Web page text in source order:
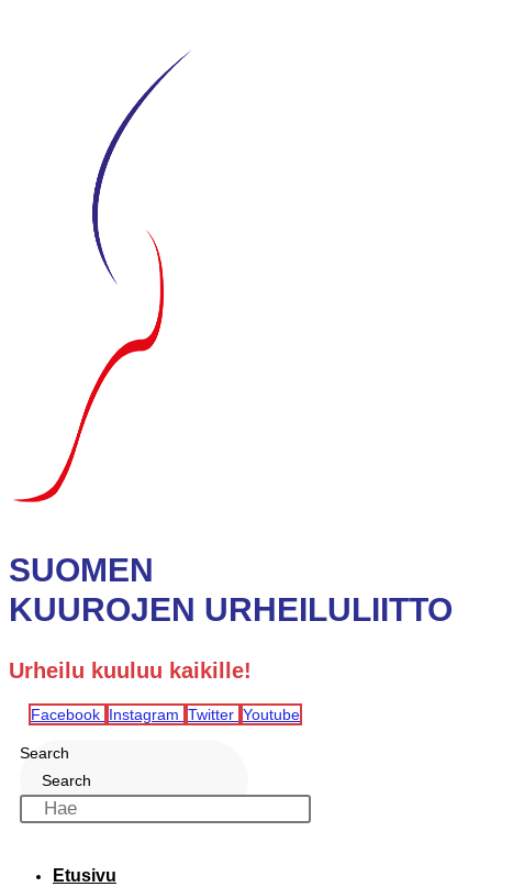
SUOMEN
KUUROJEN URHEILULIITTO
Urheilu kuuluu kaikille!
Facebook Instagram Twitter Youtube
Search
Search
Etusivu